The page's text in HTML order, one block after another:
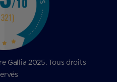
Gallia 2025. Tous droits